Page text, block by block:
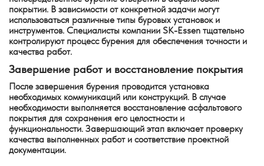
покрытии. В зависимости от конкретной задачи могут
использоваться различные типы буровых установок и
инструментов. Специалисты компании SK-Essen тщательно
контролируют процесс бурения для обеспечения точности и
качества работ.
Завершение работ и восстановление покрытия
После завершения бурения проводится установка
необходимых коммуникаций или конструкций. В случае
необходимости выполняется восстановление асфальтового
покрытия для сохранения его целостности и
функциональности. Завершающий этап включает проверку
качества выполненных работ и соответствие проектной
документации.